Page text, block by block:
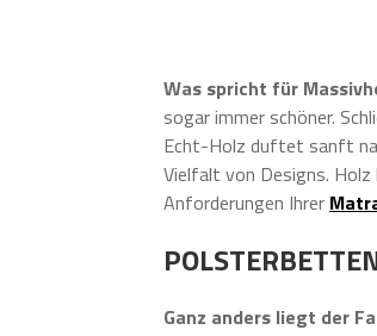
Was spricht für
sogar immer schöner.
Echt-Holz duftet sanft
Vielfalt von Designs.
Anforderungen Ihrer
Ganz anders liegt der